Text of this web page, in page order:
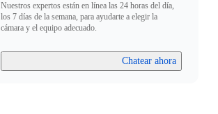
Nuestros expertos están en línea las 24 horas del día,
los 7 días de la semana, para ayudarte a elegir la
cámara y el equipo adecuado.
Chatear ahora